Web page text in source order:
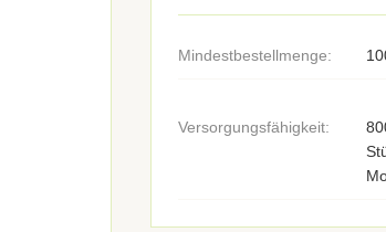
Mindestbestellmenge:
Versorgungsfähigkeit: